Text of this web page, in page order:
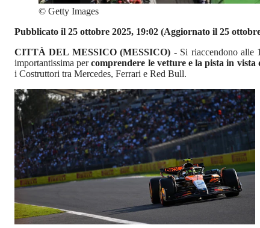
© Getty Images
Pubblicato il 25 ottobre 2025, 19:02 (Aggiornato il 25
CITTÀ DEL MESSICO (MESSICO) - Si riaccendono alle
importantissima percomprendere le vetture e la pista in
i Costruttori tra Mercedes, Ferrari e Red Bull.